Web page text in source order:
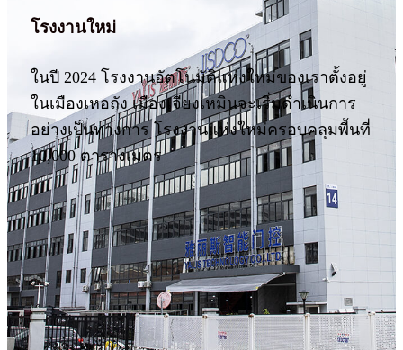
โรงงานใหม่
ในปี 2024 โรงงานอัตโนมัติแห่งใหม่ของเราตั้งอยู่
ในเมืองเหอถัง เมืองเจียงเหมินจะเริ่มดำเนินการ
อย่างเป็นทางการ โรงงานแห่งใหม่ครอบคลุมพื้นที่
10,000 ตารางเมตร